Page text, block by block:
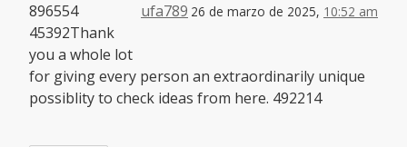
ufa789 26 de marzo de 2025, 10:52 am
896554
45392Thank
you a whole lot
for giving every person an extraordinarily unique
possiblity to check ideas from here. 492214